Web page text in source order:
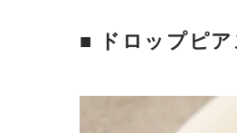
■ ドロップピ